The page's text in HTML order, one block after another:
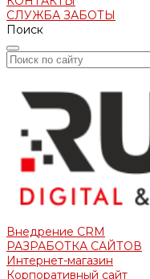
СЛУЖБА ЗАБОТЫ
Поиск
Внедрение CRM
РАЗРАБОТКА САЙТОВ
Интернет-магазин
Корпоративный сайт